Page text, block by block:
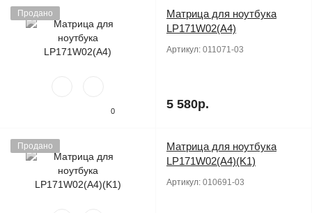
Продано
0
Матрица для ноутбука
LP171W02(A4)
Артикул: 011071-03
5 580р.
Продано
Матрица для ноутбука
LP171W02(A4)(K1)
Артикул: 010691-03